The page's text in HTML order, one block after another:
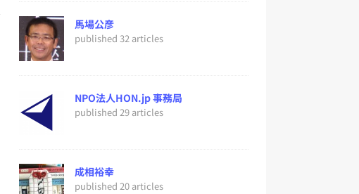
馬場公彦
published 32 articles
NPO法人HON.jp 事務局
published 29 articles
成相裕幸
published 20 articles